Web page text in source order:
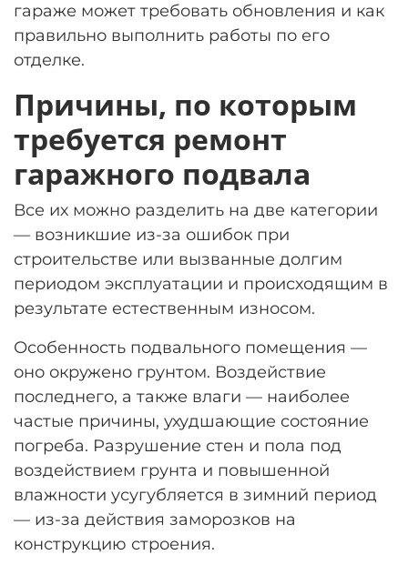
гараже может требовать обновления и как
правильно выполнить работы по его
отделке.
Причины, по которым
требуется ремонт
гаражного подвала
Все их можно разделить на две категории
— возникшие из-за ошибок при
строительстве или вызванные долгим
периодом эксплуатации и происходящим в
результате естественным износом.
Особенность подвального помещения —
оно окружено грунтом. Воздействие
последнего, а также влаги — наиболее
частые причины, ухудшающие состояние
погреба. Разрушение стен и пола под
воздействием грунта и повышенной
влажности усугубляется в зимний период
— из-за действия заморозков на
конструкцию строения.